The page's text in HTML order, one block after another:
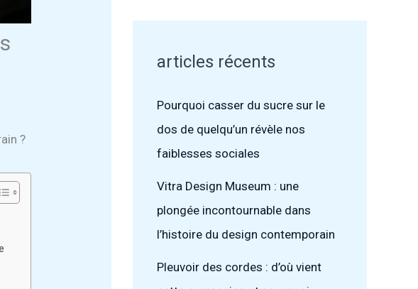
?
articles récents
Pourquoi casser du sucre sur le
dos de quelqu’un révèle nos
faiblesses sociales
Vitra Design Museum : une
plongée incontournable dans
l’histoire du design contemporain
Pleuvoir des cordes : d’où vient